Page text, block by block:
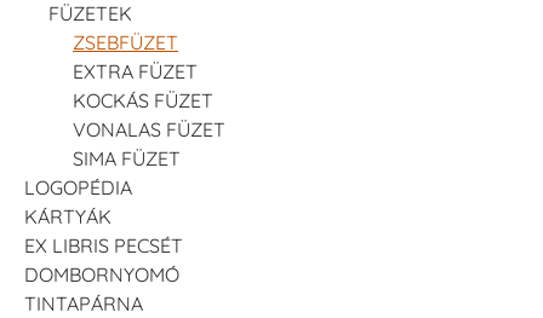
FÜZETEK
ZSEBFÜZET
EXTRA FÜZET
KOCKÁS FÜZET
VONALAS FÜZET
SIMA FÜZET
LOGOPÉDIA
KÁRTYÁK
EX LIBRIS PECSÉT
DOMBORNYOMÓ
TINTAPÁRNA